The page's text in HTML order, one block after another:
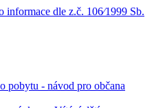
informace dle z.č. 106⁄1999 Sb.
pobytu - návod pro občana